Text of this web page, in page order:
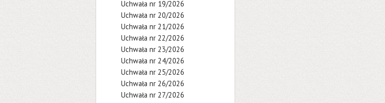
Uchwała nr 19/2026
Uchwała nr 20/2026
Uchwała nr 21/2026
Uchwała nr 22/2026
Uchwała nr 23/2026
Uchwała nr 24/2026
Uchwała nr 25/2026
Uchwała nr 26/2026
Uchwała nr 27/2026